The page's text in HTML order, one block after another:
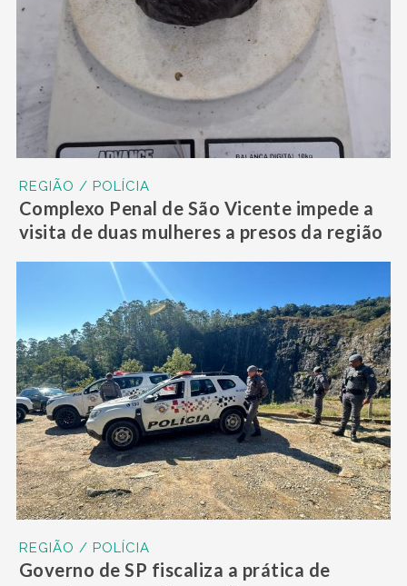
REGIÃO / POLÍCIA
Complexo Penal de São Vicente impede a
visita de duas mulheres a presos da região
REGIÃO / POLÍCIA
Governo de SP fiscaliza a prática de